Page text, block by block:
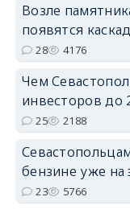
Возле
появятся
28 4176
Чем
инвесторов до
25 2188
бензине уже на
23 5766